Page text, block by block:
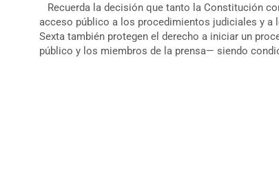
Recuerda la decisión que tanto la Constitución
acceso público a los procedimientos judiciales y a
Sexta también protegen el derecho a iniciar un
público y los miembros de la prensa— siendo